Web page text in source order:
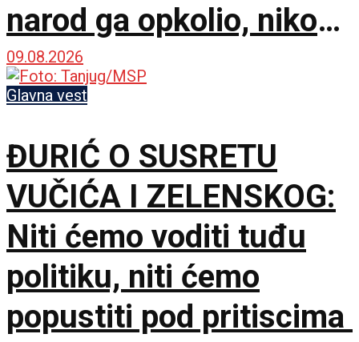
narod ga opkolio, niko
ne veruje koliko je
opušten
09.08.2026
Glavna vest
ĐURIĆ O SUSRETU
VUČIĆA I ZELENSKOG:
Niti ćemo voditi tuđu
politiku, niti ćemo
popustiti pod pritiscima